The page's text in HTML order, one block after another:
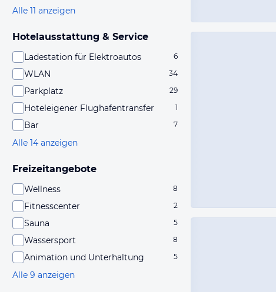
Alle 11 anzeigen
Hotelausstattung & Service
Ladestation für Elektroautos 6
WLAN 34
Parkplatz 29
Hoteleigener Flughafentransfer 1
Bar 7
Alle 14 anzeigen
Freizeitangebote
Wellness 8
Fitnesscenter 2
Sauna 5
Wassersport 8
Animation und Unterhaltung 5
Alle 9 anzeigen